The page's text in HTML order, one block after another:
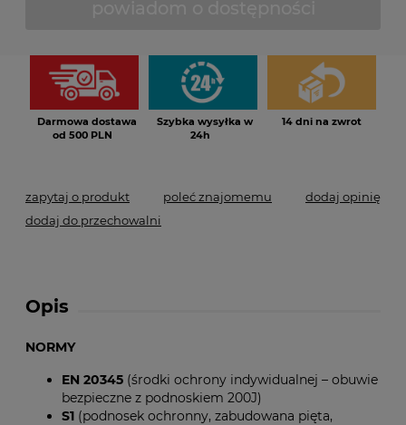
Darmowa dostawa
od 500 PLN
Szybka wysyłka w
24h
14 dni na zwrot
zapytaj o produkt poleć znajomemu
dodaj opinię
dodaj do przechowalni
Opis
NORMY
EN 20345 (środki ochrony indywidualnej – obuwie
bezpieczne z podnoskiem 200J)
S1 (podnosek ochronny, zabudowana pięta,